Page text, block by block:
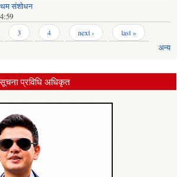
संशोधन
3 4 next › last »
अन्य
प्रविधि अधिकृत